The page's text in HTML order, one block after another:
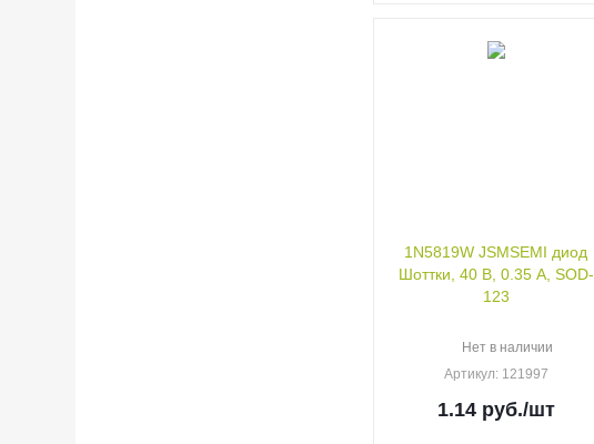
1N5819W JSMSEMI диод
Шоттки, 40 В, 0.35 А, SOD-
123
Нет в наличии
Артикул: 121997
1.14руб./шт